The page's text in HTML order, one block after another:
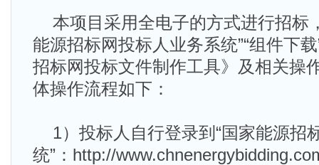
本项目采用全电子的方式进行招标
能源招标网投标人业务系统”“组件下
招标网投标文件制作工具》及相关操
体操作流程如下：
1）投标人自行登录到“国家能源招
统”：http://